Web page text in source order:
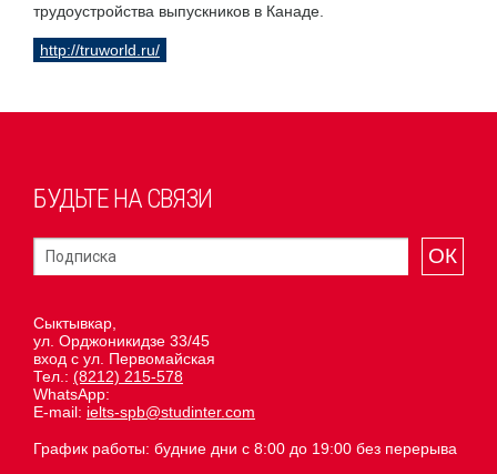
трудоустройства выпускников в Канаде.
http://truworld.ru/
БУДЬТЕ НА СВЯЗИ
ОК
Сыктывкар,
ул. Орджоникидзе 33/45
вход с ул. Первомайская
Тел.: (8212) 215-578
WhatsApp:
E-mail: ielts-spb@studinter.com
График работы: будние дни с 8:00 до 19:00 без перерыва